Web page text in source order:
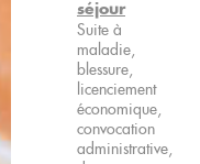
séjour
Suite à
maladie,
blessure,
licenciement
économique,
convocation
administrative,